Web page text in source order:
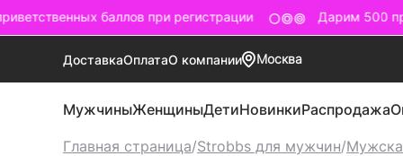
баллов при регистрации Дарим 500
ДоставкаОплатаО компании Москва
МужчиныЖенщиныДетиНовинкиРаспродажа
Главная страница/Strobbs для мужчин/